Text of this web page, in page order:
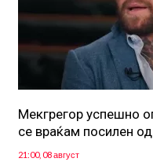
Мекгрегор успешно
се враќам посилен
21:00, 08 август